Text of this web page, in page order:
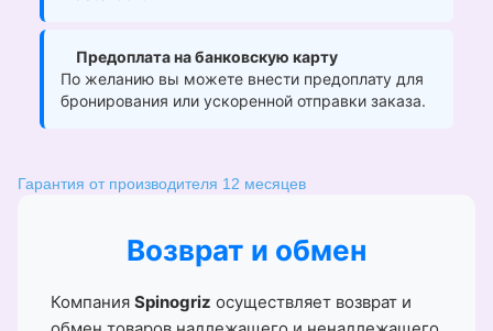
Предоплата на банковскую карту
По желанию вы можете внести предоплату для
бронирования или ускоренной отправки заказа.
Гарантия от производителя 12 месяцев
Возврат и обмен
Компания Spinogriz осуществляет возврат и